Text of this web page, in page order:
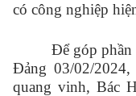
có công nghiệp
Để góp phần
Đảng 03/02/
quang vinh, Bác